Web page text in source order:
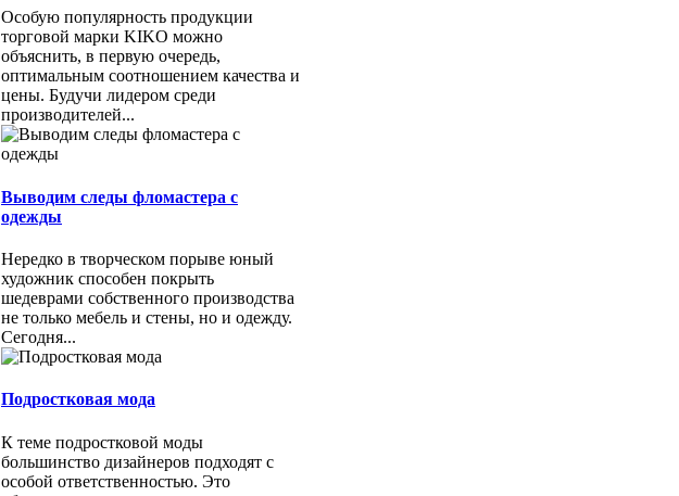
Особую популярность продукции
торговой марки KIKO можно
объяснить, в первую очередь,
оптимальным соотношением качества и
цены. Будучи лидером среди
производителей...
Выводим следы фломастера с
одежды
Нередко в творческом порыве юный
художник способен покрыть
шедеврами собственного производства
не только мебель и стены, но и одежду.
Сегодня...
Подростковая мода
К теме подростковой моды
большинство дизайнеров подходят с
особой ответственностью. Это